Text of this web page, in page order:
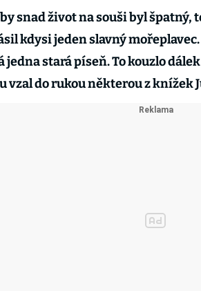
snad život na souši byl špatný,
kdysi jeden slavný
jedna stará píseň. To kouzlo
vzal do rukou některou z knížek